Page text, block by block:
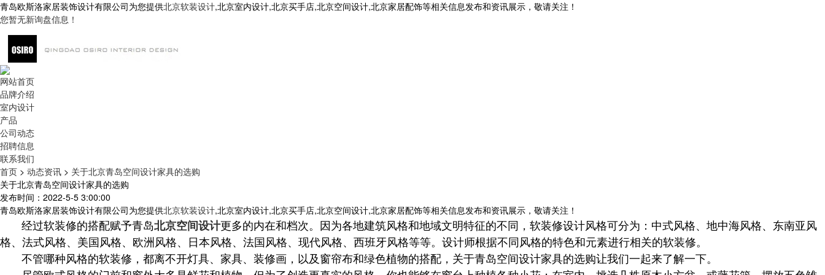
青岛欧斯洛家居装饰设计有限公司为您提供北京软装设计,北京室内设计,北京买手店,北京空间设计,北京家居配饰等相关信息发布和资讯展示，敬请关注！
您暂无新询盘信息！
网站首页
品牌介绍
室内设计
产品
公司动态
招聘信息
联系我们
首页 > 动态资讯 > 关于北京青岛空间设计家具的选购
关于北京青岛空间设计家具的选购
发布时间：2022-5-5 3:00:00
青岛欧斯洛家居装饰设计有限公司为您提供北京软装设计,北京室内设计,北京买手店,北京空间设计,北京家居配饰等相关信息发布和资讯展示，敬请关注！
经过软装修的搭配赋予青岛北京空间设计更多的内在和档次。 因为各地建筑风格和地域文明特征的不同，软装修设计风格可分为：中式风格、地中海风格、东南亚风
格、法式风格、美国风格、欧洲风格、日本风格、法国风格、现代风格、西班牙风格等等。设计师根据不同风格的特色和元素进行相关的软装修。
不管哪种风格的软装修，都离不开灯具、家具、装修画，以及窗帘布和绿色植物的搭配， 关于青岛空间设计家具的选购让我们一起来了解一下。